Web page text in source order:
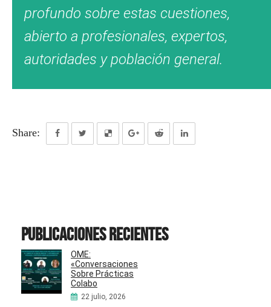
profundo sobre estas cuestiones,
abierto a profesionales, expertos,
autoridades y población general.
Share:
Publicaciones recientes
OME:
«Conversaciones
Sobre Prácticas
Colabo
22 julio, 2026